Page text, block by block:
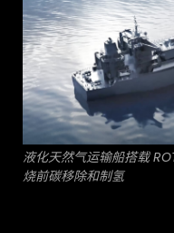
液化天然气运输船搭载
烧前碳移除和制氢